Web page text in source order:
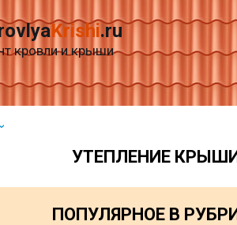
Krishi.ru
кровли и крыши
УТЕПЛЕНИЕ
ПОПУЛЯРНОЕ В